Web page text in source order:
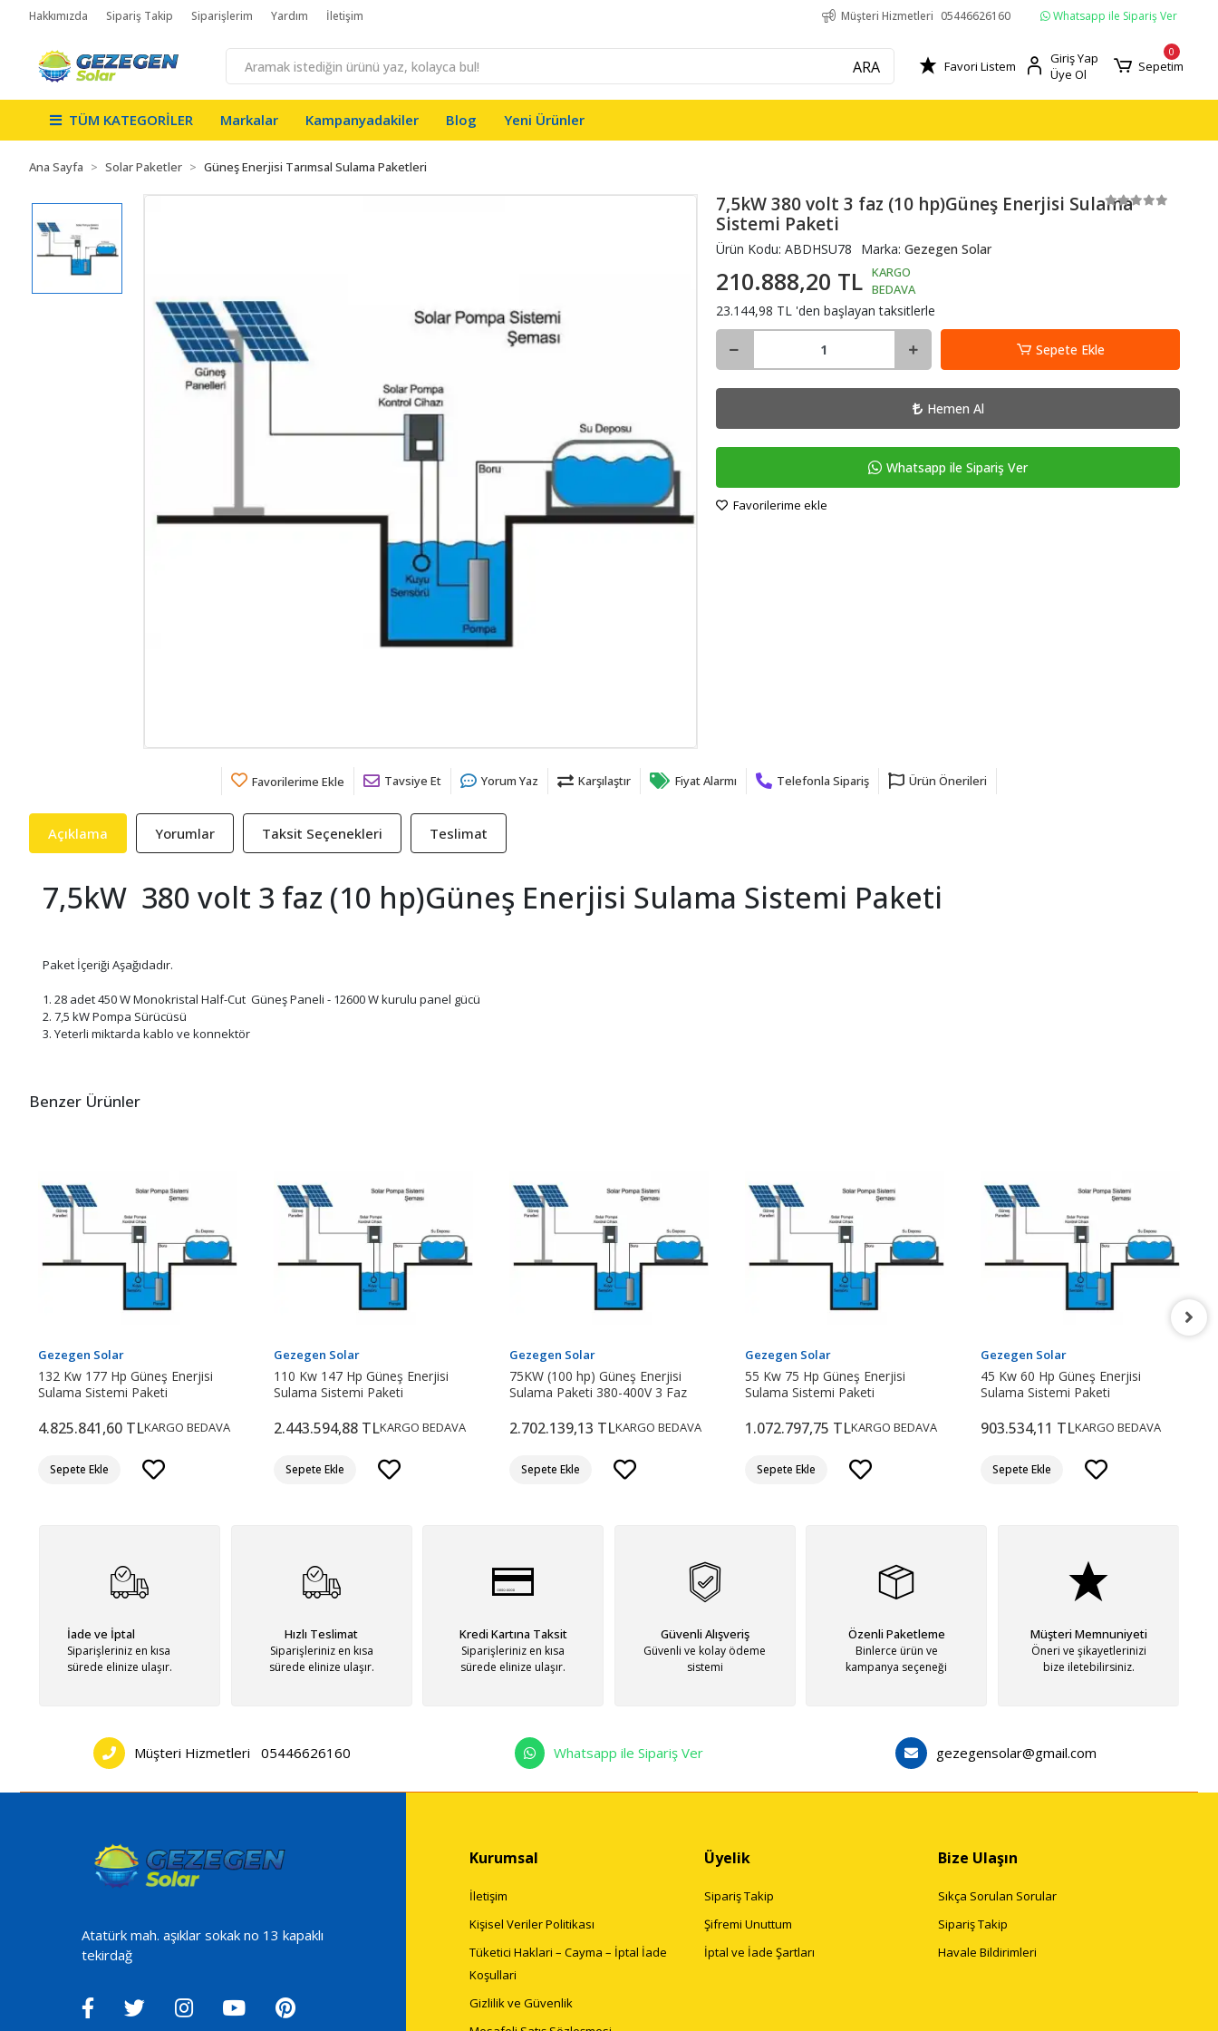
Hakkımızda Sipariş Takip Siparişlerim Yardım İletişim Müşteri Hizmetleri 05446626160 Whatsapp ile Sipariş Ver
ARA Favori Listem
Giriş Yap
Üye Ol
0
Sepetim
TÜM KATEGORİLER Markalar Kampanyadakiler Blog Yeni Ürünler
Ana Sayfa Solar Paketler Güneş Enerjisi Tarımsal Sulama Paketleri
7,5kW 380 volt 3 faz (10 hp)Güneş Enerjisi Sulama
Sistemi Paketi
Ürün Kodu:ABDHSU78 Marka:Gezegen Solar
210.888,20 TL KARGO
BEDAVA
23.144,98 TL 'den başlayan taksitlerle
Sepete Ekle
Hemen Al
Whatsapp ile Sipariş Ver
Favorilerime ekle
Favorilerime Ekle Tavsiye Et Yorum Yaz Karşılaştır Fiyat Alarmı Telefonla Sipariş Ürün Önerileri
Açıklama Yorumlar Taksit Seçenekleri Teslimat
7,5kW 380 volt 3 faz (10 hp)Güneş Enerjisi Sulama Sistemi Paketi
Paket İçeriği Aşağıdadır.
1. 28 adet 450 W Monokristal Half-Cut Güneş Paneli - 12600 W kurulu panel gücü
2. 7,5 kW Pompa Sürücüsü
3. Yeterli miktarda kablo ve konnektör
Benzer Ürünler
Gezegen Solar
132 Kw 177 Hp Güneş Enerjisi
Sulama Sistemi Paketi
4.825.841,60 TLKARGO BEDAVA
Sepete Ekle
Gezegen Solar
110 Kw 147 Hp Güneş Enerjisi
Sulama Sistemi Paketi
2.443.594,88 TLKARGO BEDAVA
Sepete Ekle
Gezegen Solar
75KW (100 hp) Güneş Enerjisi
Sulama Paketi 380-400V 3 Faz
2.702.139,13 TLKARGO BEDAVA
Sepete Ekle
Gezegen Solar
55 Kw 75 Hp Güneş Enerjisi
Sulama Sistemi Paketi
1.072.797,75 TLKARGO BEDAVA
Sepete Ekle
Gezegen Solar
45 Kw 60 Hp Güneş Enerjisi
Sulama Sistemi Paketi
903.534,11 TLKARGO BEDAVA
Sepete Ekle
İade ve İptal
Siparişleriniz en kısa
sürede elinize ulaşır.
Hızlı Teslimat
Siparişleriniz en kısa
sürede elinize ulaşır.
Kredi Kartına Taksit
Siparişleriniz en kısa
sürede elinize ulaşır.
Güvenli Alışveriş
Güvenli ve kolay ödeme
sistemi
Özenli Paketleme
Binlerce ürün ve
kampanya seçeneği
Müşteri Memnuniyeti
Öneri ve şikayetlerinizi
bize iletebilirsiniz.
Müşteri Hizmetleri 05446626160 Whatsapp ile Sipariş Ver gezegensolar@gmail.com
Atatürk mah. aşıklar sokak no 13 kapaklı
tekirdağ
Kurumsal
İletişim
Kişisel Veriler Politikası
Tüketici Haklari – Cayma – İptal İade
Koşullari
Gizlilik ve Güvenlik
Üyelik
Sipariş Takip
Şifremi Unuttum
İptal ve İade Şartları
Bize Ulaşın
Sıkça Sorulan Sorular
Sipariş Takip
Havale Bildirimleri